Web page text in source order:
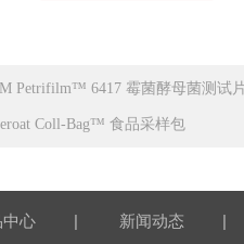
Petrifilm™ 6417 霉菌酵母菌测试
Coll-Bag™ 食品采样包
中心 | 新闻动态 |